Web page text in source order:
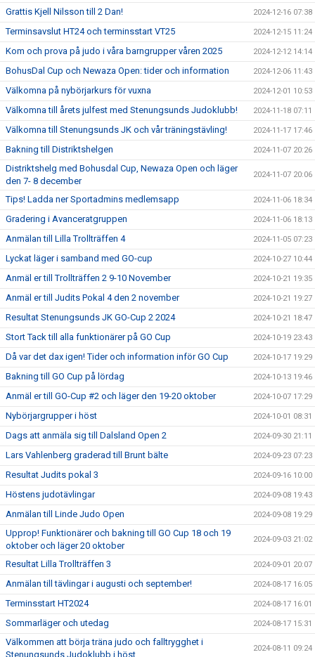
Grattis Kjell Nilsson till 2 Dan! 2024-12-16 07:38
Terminsavslut HT24 och terminsstart VT25 2024-12-15 11:24
Kom och prova på judo i våra barngrupper våren 2025 2024-12-12 14:14
BohusDal Cup och Newaza Open: tider och information 2024-12-06 11:43
Välkomna på nybörjarkurs för vuxna 2024-12-01 10:53
Välkomna till årets julfest med Stenungsunds Judoklubb! 2024-11-18 07:11
Välkomna till Stenungsunds JK och vår träningstävling! 2024-11-17 17:46
Bakning till Distriktshelgen 2024-11-07 20:26
Distriktshelg med Bohusdal Cup, Newaza Open och läger
den 7- 8 december
2024-11-07 20:06
Tips! Ladda ner Sportadmins medlemsapp 2024-11-06 18:34
Gradering i Avanceratgruppen 2024-11-06 18:13
Anmälan till Lilla Trollträffen 4 2024-11-05 07:23
Lyckat läger i samband med GO-cup 2024-10-27 10:44
Anmäl er till Trollträffen 2 9-10 November 2024-10-21 19:35
Anmäl er till Judits Pokal 4 den 2 november 2024-10-21 19:27
Resultat Stenungsunds JK GO-Cup 2 2024 2024-10-21 18:47
Stort Tack till alla funktionärer på GO Cup 2024-10-19 23:43
Då var det dax igen! Tider och information inför GO Cup 2024-10-17 19:29
Bakning till GO Cup på lördag 2024-10-13 19:46
Anmäl er till GO-Cup #2 och läger den 19-20 oktober 2024-10-07 17:29
Nybörjargrupper i höst 2024-10-01 08:31
Dags att anmäla sig till Dalsland Open 2 2024-09-30 21:11
Lars Vahlenberg graderad till Brunt bälte 2024-09-23 07:23
Resultat Judits pokal 3 2024-09-16 10:00
Höstens judotävlingar 2024-09-08 19:43
Anmälan till Linde Judo Open 2024-09-08 19:29
Upprop! Funktionärer och bakning till GO Cup 18 och 19
oktober och läger 20 oktober
2024-09-03 21:02
Resultat Lilla Trollträffen 3 2024-09-01 20:07
Anmälan till tävlingar i augusti och september! 2024-08-17 16:05
Terminsstart HT2024 2024-08-17 16:01
Sommarläger och utedag 2024-08-17 15:31
Välkommen att börja träna judo och falltrygghet i
Stenungsunds Judoklubb i höst
2024-08-11 09:24